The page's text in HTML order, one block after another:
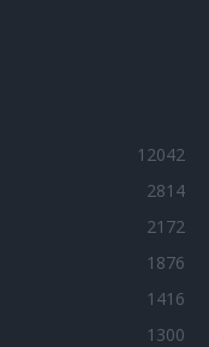
12042
2814
2172
1876
1416
1300